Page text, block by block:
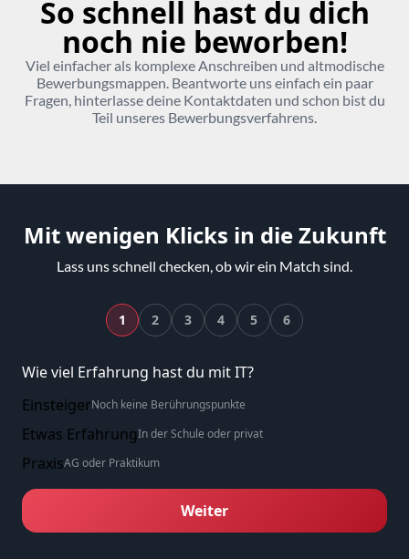
So schnell hast du dich
noch nie beworben!
Viel einfacher als komplexe Anschreiben und altmodische
Bewerbungsmappen. Beantworte uns einfach ein paar
Fragen, hinterlasse deine Kontaktdaten und schon bist du
Teil unseres Bewerbungsverfahrens.
Mit wenigen Klicks in die Zukunft
Lass uns schnell checken, ob wir ein Match sind.
1 2 3 4 5 6
Wie viel Erfahrung hast du mit IT?
EinsteigerNoch keine Berührungspunkte
Etwas ErfahrungIn der Schule oder privat
PraxisAG oder Praktikum
Weiter